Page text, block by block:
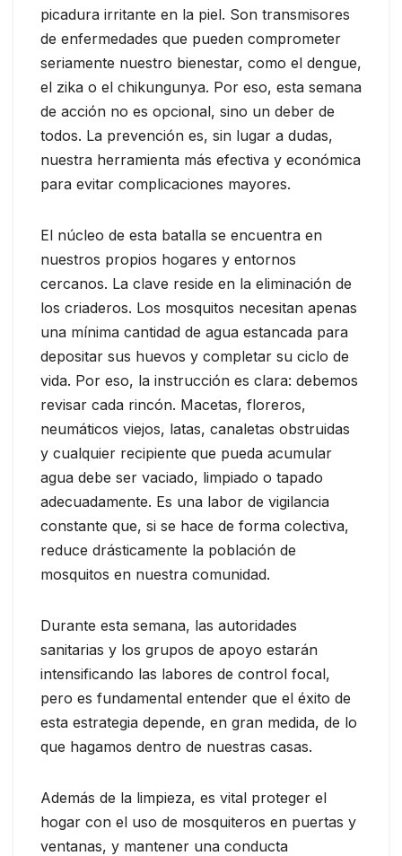
picadura irritante en la piel. Son transmisores
de enfermedades que pueden comprometer
seriamente nuestro bienestar, como el dengue,
el zika o el chikungunya. Por eso, esta semana
de acción no es opcional, sino un deber de
todos. La prevención es, sin lugar a dudas,
nuestra herramienta más efectiva y económica
para evitar complicaciones mayores.
El núcleo de esta batalla se encuentra en
nuestros propios hogares y entornos
cercanos. La clave reside en la eliminación de
los criaderos. Los mosquitos necesitan apenas
una mínima cantidad de agua estancada para
depositar sus huevos y completar su ciclo de
vida. Por eso, la instrucción es clara: debemos
revisar cada rincón. Macetas, floreros,
neumáticos viejos, latas, canaletas obstruidas
y cualquier recipiente que pueda acumular
agua debe ser vaciado, limpiado o tapado
adecuadamente. Es una labor de vigilancia
constante que, si se hace de forma colectiva,
reduce drásticamente la población de
mosquitos en nuestra comunidad.
Durante esta semana, las autoridades
sanitarias y los grupos de apoyo estarán
intensificando las labores de control focal,
pero es fundamental entender que el éxito de
esta estrategia depende, en gran medida, de lo
que hagamos dentro de nuestras casas.
Además de la limpieza, es vital proteger el
hogar con el uso de mosquiteros en puertas y
ventanas, y mantener una conducta